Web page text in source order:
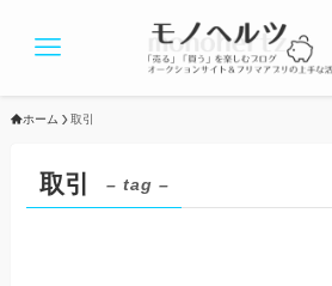
ホーム 取引
取引 – tag –